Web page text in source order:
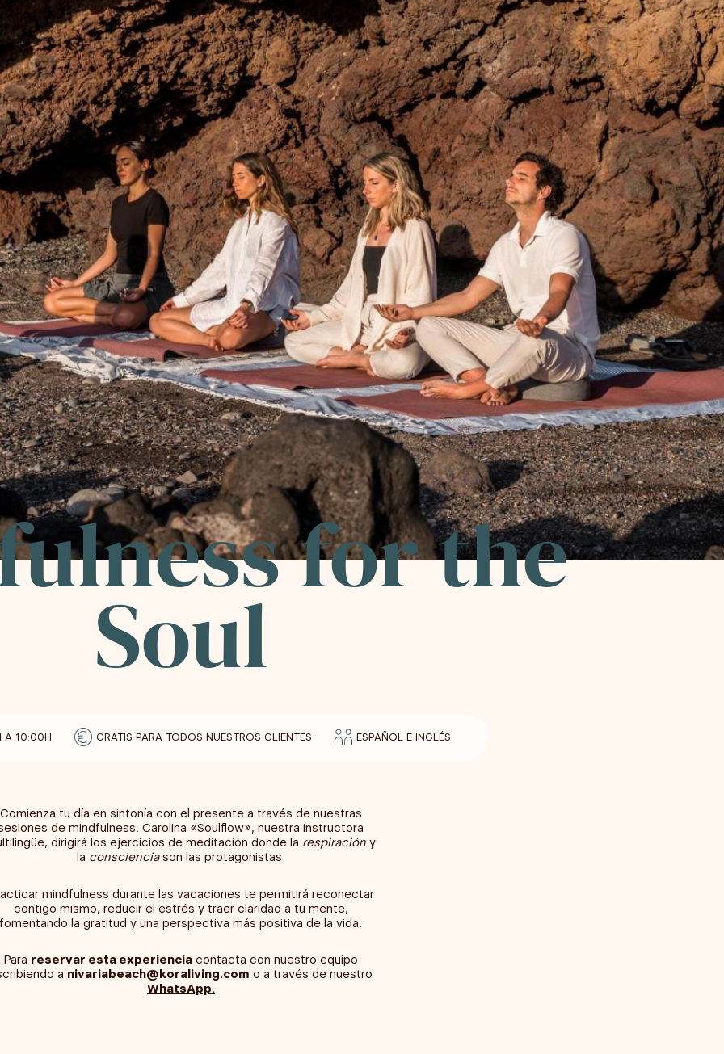
for the
Soul
A 10:00H GRATIS PARA TODOS NUESTROS CLIENTES ESPAÑOL E INGLÉS
Comienza tu día en sintonía con el presente a través de nuestras
de mindfulness. Carolina «Soulflow», nuestra instructora
dirigirá los ejercicios de meditación donde la respiración y
la conscienciason las protagonistas.
mindfulness durante las vacaciones te permitirá reconectar
contigo mismo, reducir el estrés y traer claridad a tu mente,
fomentando la gratitud y una perspectiva más positiva de la vida.
Para reservar esta experiencia contacta con nuestro equipo
a nivariabeach@koraliving.com o a través de nuestro
WhatsApp.